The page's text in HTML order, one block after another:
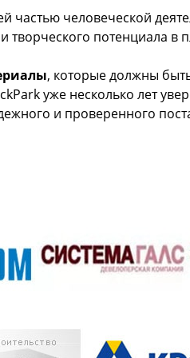
человеческой
потенциала в
, которые должны
уже несколько лет
и проверенного